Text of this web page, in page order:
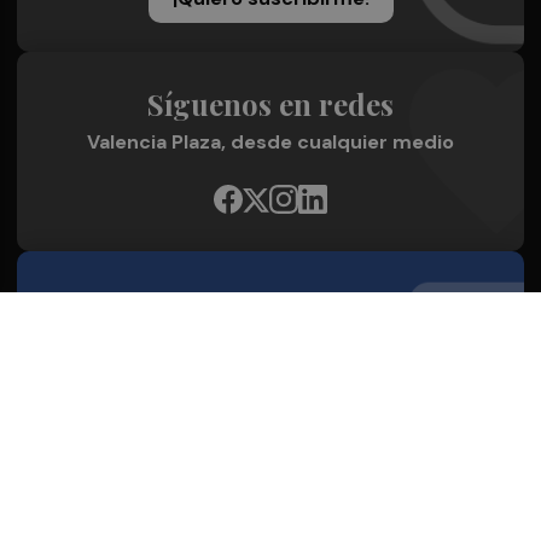
Síguenos en redes
Valencia Plaza, desde cualquier medio
Quienes Somos